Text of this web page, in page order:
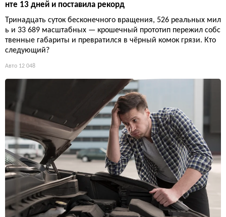
нте 13 дней и поставила рекорд
Тринадцать суток бесконечного вращения, 526 реальных мил
ь и 33 689 масштабных — крошечный прототип пережил собс
твенные габариты и превратился в чёрный комок грязи. Кто
следующий?
Авто 12 048